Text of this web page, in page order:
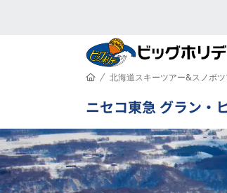
HOME
/
北海道スキーツアー&スノボ
ニセコ東急 グラン・